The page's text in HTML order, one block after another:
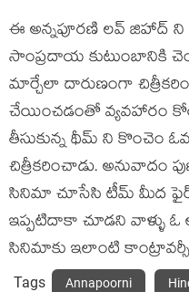
ఈ అన్నపూరణి లవ్ జిహాద్
సాంప్రదాయ కుటుంబానికి
మార్చేలా దారుణంగా
చేయించడంతో వ్యవహారం
తీసుకున్న థీమ్ ని కొంచెం
చిత్రీకరించాడు. అనువాదం
సినిమా చూసేసి టీమ్ మీద ఫైర్
ఇప్పటిదాకా చూడని వాళ్ళు ఓ
సినిమాకు ఇలాంటి
Tags Annapoorni